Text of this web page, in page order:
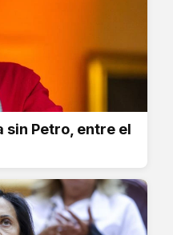
sin Petro, entre el